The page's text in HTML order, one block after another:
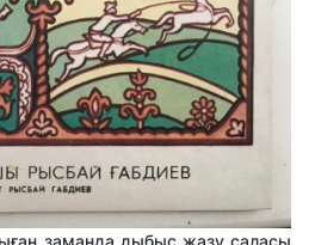
заманда дыбыс жазу саласы